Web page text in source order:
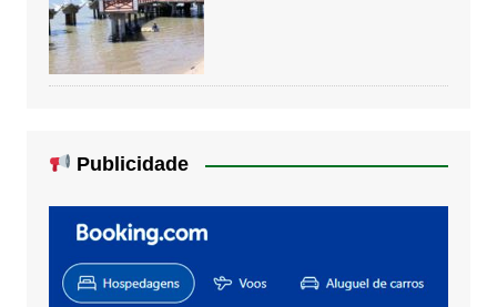
Publicidade